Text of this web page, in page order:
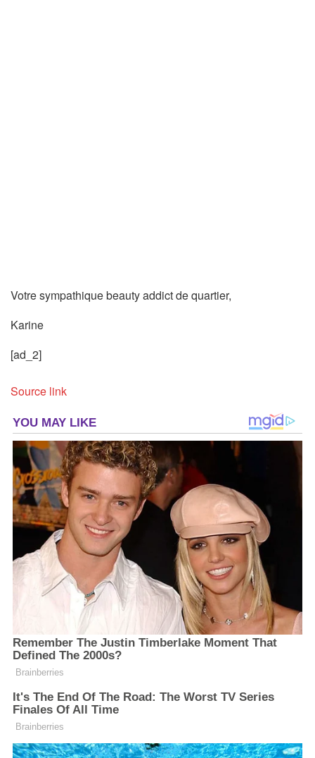
Votre sympathique beauty addict de quartier,
Karine
[ad_2]
Source link